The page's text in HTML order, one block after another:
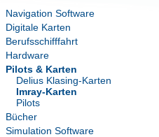
Navigation Software
Digitale Karten
Berufsschifffahrt
Hardware
Pilots & Karten
Delius Klasing-Karten
Imray-Karten
Pilots
Bücher
Simulation Software